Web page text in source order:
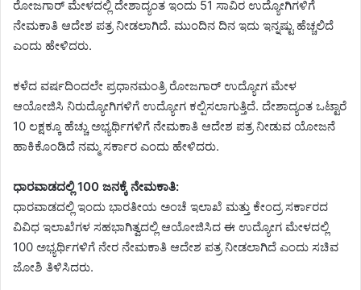
ರೋಜಗಾರ್ ಮೇಳದಲ್ಲಿ ದೇಶಾದ್ಯಂತ ಇಂದು 51 ಸಾವಿರ ಉದ್ಯೋಗಿಗಳಿಗೆ
ನೇಮಕಾತಿ ಆದೇಶ ಪತ್ರ ನೀಡಲಾಗಿದೆ. ಮುಂದಿನ ದಿನ ಇದು ಇನ್ನಷ್ಟು ಹೆಚ್ಚಲಿದೆ
ಎಂದು ಹೇಳಿದರು.
ಕಳೆದ ವರ್ಷದಿಂದಲೇ ಪ್ರಧಾನಮಂತ್ರಿ ರೋಜಗಾರ್ ಉದ್ಯೋಗ ಮೇಳ
ಆಯೋಜಿಸಿ ನಿರುದ್ಯೋಗಿಗಳಿಗೆ ಉದ್ಯೋಗ ಕಲ್ಪಿಸಲಾಗುತ್ತಿದೆ. ದೇಶಾದ್ಯಂತ ಒಟ್ಟಾರೆ
10 ಲಕ್ಷಕ್ಕೂ ಹೆಚ್ಚು ಅಭ್ಯರ್ಥಿಗಳಿಗೆ ನೇಮಕಾತಿ ಆದೇಶ ಪತ್ರ ನೀಡುವ ಯೋಜನೆ
ಹಾಕಿಕೊಂಡಿದೆ ನಮ್ಮ ಸರ್ಕಾರ ಎಂದು ಹೇಳಿದರು.
ಧಾರವಾಡದಲ್ಲಿ 100 ಜನಕ್ಕೆ ನೇಮಕಾತಿ:
ಧಾರವಾಡದಲ್ಲಿ ಇಂದು ಭಾರತೀಯ ಅಂಚೆ ಇಲಾಖೆ ಮತ್ತು ಕೇಂದ್ರ ಸರ್ಕಾರದ
ವಿವಿಧ ಇಲಾಖೆಗಳ ಸಹಭಾಗಿತ್ವದಲ್ಲಿ ಆಯೋಜಿಸಿದ ಈ ಉದ್ಯೋಗ ಮೇಳದಲ್ಲಿ
100 ಅಭ್ಯರ್ಥಿಗಳಿಗೆ ನೇರ ನೇಮಕಾತಿ ಆದೇಶ ಪತ್ರ ನೀಡಲಾಗಿದೆ ಎಂದು ಸಚಿವ
ಜೋಶಿ ತಿಳಿಸಿದರು.